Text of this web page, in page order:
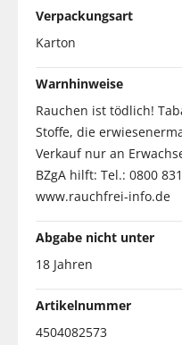
Verpackungsart
Karton
Warnhinweise
Rauchen ist tödlich!
Stoffe, die
Verkauf nur an
BZgA hilft: Tel.: 0800
www.rauchfrei-info.de
Abgabe nicht unter
18 Jahren
Artikelnummer
4504082573